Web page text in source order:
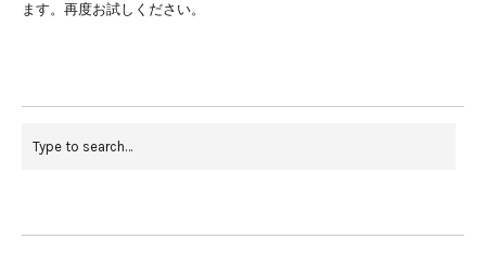
ます。再度お試しください。